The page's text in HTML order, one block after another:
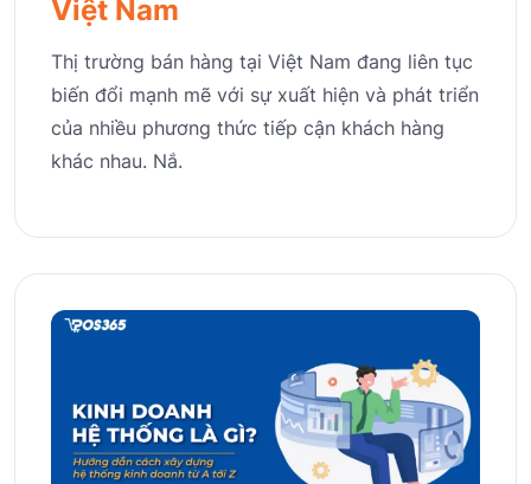
Việt Nam
Thị trường bán hàng tại Việt Nam đang liên tục
biến đổi mạnh mẽ với sự xuất hiện và phát triển
của nhiều phương thức tiếp cận khách hàng
khác nhau. Nắ.